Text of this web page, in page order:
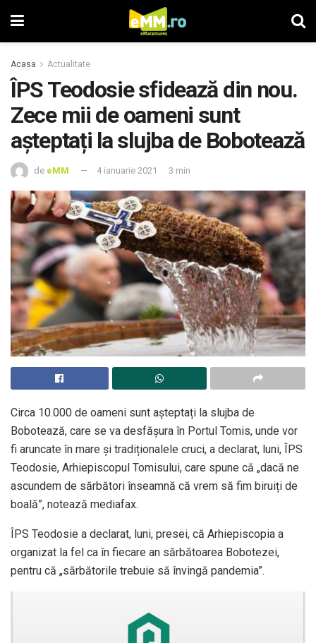
Acasa Actualitate
ÎPS Teodosie sfidează din nou.
Zece mii de oameni sunt
așteptați la slujba de Bobotează
de eMM 4 ianuarie 2021 3 min
Circa 10.000 de oameni sunt așteptați la slujba de
Bobotează, care se va desfășura în Portul Tomis, unde vor
fi aruncate în mare și tradiționalele cruci, a declarat, luni, ÎPS
Teodosie, Arhiepiscopul Tomisului, care spune că „dacă ne
ascundem de sărbători înseamnă că vrem să fim biruiți de
boală”, notează mediafax.
ÎPS Teodosie a declarat, luni, presei, că Arhiepiscopia a
organizat la fel ca în fiecare an sărbătoarea Bobotezei,
pentru că „sărbătorile trebuie să învingă pandemia”.